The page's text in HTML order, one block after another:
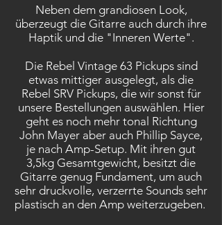
Neben dem grandiosen Look,
überzeugt die Gitarre auch durch ihre
Haptik und die "Inneren Werte".
Die Rebel Vintage 63 Pickups sind
etwas mittiger ausgelegt, als die
Rebel SRV Pickups, die wir sonst für
unsere Bestellungen auswählen. Hier
geht es noch mehr tonal Richtung
John Mayer aber auch Phillip Sayce,
je nach Amp-Setup. Mit ihren gut
3,5kg Gesamtgewicht, besitzt die
Gitarre genug Fundament, um auch
sehr druckvolle, verzerrte Sounds sehr
plastisch an den Amp weiterzugeben.